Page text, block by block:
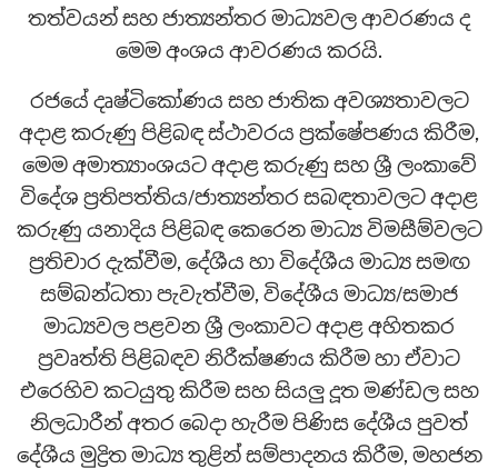
තත්වයන් සහ ජාත්‍යන්තර මාධ්‍යවල ආවරණය ද
මෙම අංශය ආවරණය කරයි.
රජයේ දෘෂ්ටිකෝණය සහ ජාතික අවශ්‍යතාවලට
අදාළ කරුණු පිළිබඳ ස්ථාවරය ප්‍රක්ෂේපණය කිරීම,
මෙම අමාත්‍යාංශයට අදාළ කරුණු සහ ශ්‍රී ලංකාවේ
විදේශ ප්‍රතිපත්තිය/ජාත්‍යන්තර සබඳතාවලට අදාළ
කරුණු යනාදිය පිළිබඳ කෙරෙන මාධ්‍ය විමසීම්වලට
ප්‍රතිචාර දැක්වීම, දේශීය හා විදේශීය මාධ්‍ය සමඟ
සම්බන්ධතා පැවැත්වීම, විදේශීය මාධ්‍ය/සමාජ
මාධ්‍යවල පළවන ශ්‍රී ලංකාවට අදාළ අහිතකර
ප්‍රවෘත්ති පිළිබඳව නිරීක්ෂණය කිරීම හා ඒවාට
එරෙහිව කටයුතු කිරීම සහ සියලු දූත මණ්ඩල සහ
නිලධාරීන් අතර බෙදා හැරීම පිණිස දේශීය පුවත්
දේශීය මුද්‍රිත මාධ්‍ය තුළින් සම්පාදනය කිරීම, මහජන